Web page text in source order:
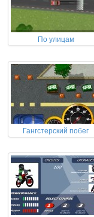
По улицам
Гангстерский побег